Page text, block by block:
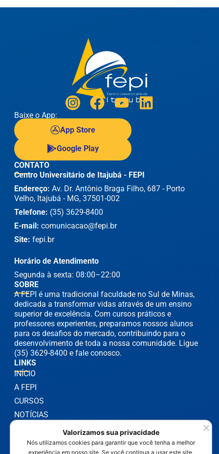
Baixe o App:
App Store
Google Play
SOBRE
A FEPI é uma tradicional faculdade no Sul de Minas,
dedicada a transformar vidas através de um ensino
superior de excelência. Com cursos práticos e
professores experientes, preparamos nossos alunos
para os desafios do mercado, contribuindo para o
desenvolvimento de toda a nossa comunidade. Ligue
(35) 3629-8400 e fale conosco.
LINKS
INÍCIO
A FEPI
CURSOS
NOTÍCIAS
CONTATO
Centro Universitário de Itajubá - FEPI
Endereço: Av. Dr. Antônio Braga Filho, 687 - Porto
Velho, Itajubá - MG, 37501-002
Telefone: (35) 3629-8400
E-mail: comunicacao@fepi.br
Site: fepi.br
Horário de Atendimento
Segunda à sexta: 08:00–22:00
Valorizamos sua privacidade
Nós utilizamos cookies para garantir que você tenha a melhor
experiência em nosso site. Se você continua a usar este site,